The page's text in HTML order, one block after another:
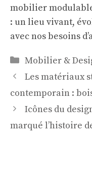
mobilier
: un lieu vivant,
avec nos besoins
Catégories
Mobilier &
Les matériaux
contemporain :
Icônes du
marqué l’histoire